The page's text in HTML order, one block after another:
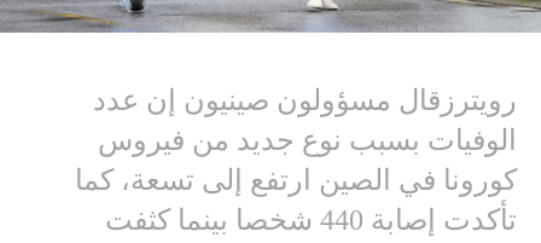
رويترزقال مسؤولون صينيون إن عدد
الوفيات بسبب نوع جديد من فيروس
كورونا في الصين ارتفع إلى تسعة، كما
تأكدت إصابة 440 شخصا بينما كثفت